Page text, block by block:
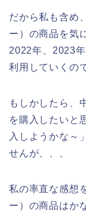
だから私も含め
ー）の商品を気
2022年、2023
利用していくの
もしかしたら、
を購入したいと
入しようかな～
せんが、、、
私の率直な感想
ー）の商品はか